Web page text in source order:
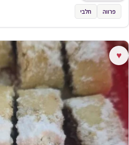
פרווה חלבי
♥